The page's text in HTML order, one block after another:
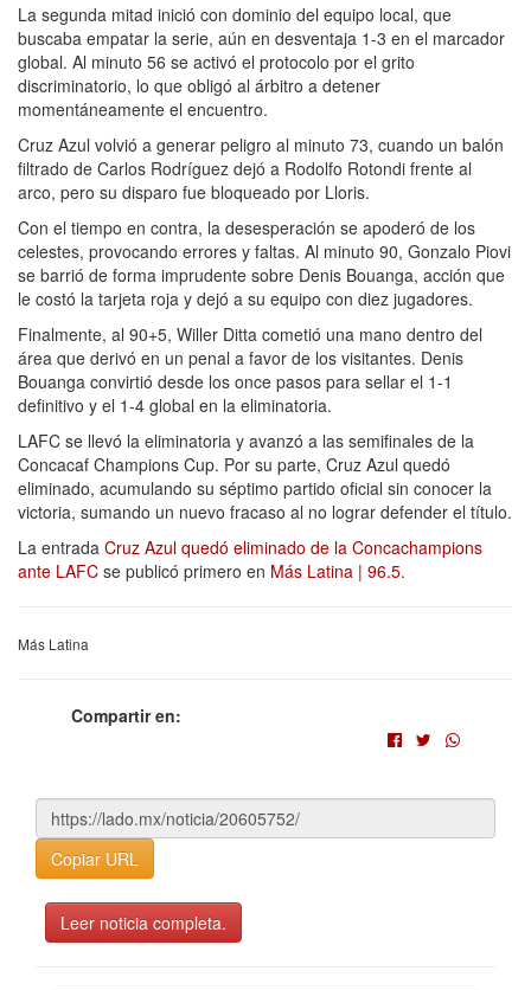
La segunda mitad inició con dominio del equipo local, que
buscaba empatar la serie, aún en desventaja 1-3 en el marcador
global. Al minuto 56 se activó el protocolo por el grito
discriminatorio, lo que obligó al árbitro a detener
momentáneamente el encuentro.
Cruz Azul volvió a generar peligro al minuto 73, cuando un balón
filtrado de Carlos Rodríguez dejó a Rodolfo Rotondi frente al
arco, pero su disparo fue bloqueado por Lloris.
Con el tiempo en contra, la desesperación se apoderó de los
celestes, provocando errores y faltas. Al minuto 90, Gonzalo Piovi
se barrió de forma imprudente sobre Denis Bouanga, acción que
le costó la tarjeta roja y dejó a su equipo con diez jugadores.
Finalmente, al 90+5, Willer Ditta cometió una mano dentro del
área que derivó en un penal a favor de los visitantes. Denis
Bouanga convirtió desde los once pasos para sellar el 1-1
definitivo y el 1-4 global en la eliminatoria.
LAFC se llevó la eliminatoria y avanzó a las semifinales de la
Concacaf Champions Cup. Por su parte, Cruz Azul quedó
eliminado, acumulando su séptimo partido oficial sin conocer la
victoria, sumando un nuevo fracaso al no lograr defender el título.
La entrada Cruz Azul quedó eliminado de la Concachampions
ante LAFC se publicó primero en Más Latina | 96.5.
Más Latina
Compartir en:
Copiar URL
Leer noticia completa.